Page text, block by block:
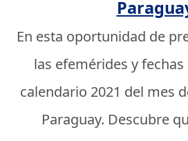
En esta oportunidad de
las efemérides y fechas
calendario 2021 del mes
Paraguay. Descubre